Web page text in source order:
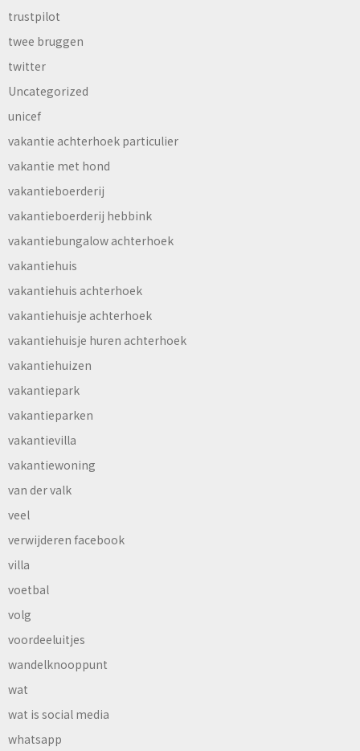
trustpilot
twee bruggen
twitter
Uncategorized
unicef
vakantie achterhoek particulier
vakantie met hond
vakantieboerderij
vakantieboerderij hebbink
vakantiebungalow achterhoek
vakantiehuis
vakantiehuis achterhoek
vakantiehuisje achterhoek
vakantiehuisje huren achterhoek
vakantiehuizen
vakantiepark
vakantieparken
vakantievilla
vakantiewoning
van der valk
veel
verwijderen facebook
villa
voetbal
volg
voordeeluitjes
wandelknooppunt
wat
wat is social media
whatsapp